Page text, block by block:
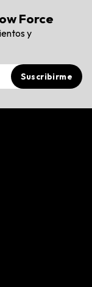
Force
y
Suscribirme